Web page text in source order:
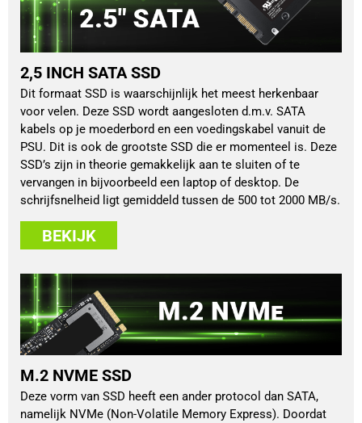
2,5 INCH SATA SSD
Dit formaat SSD is waarschijnlijk het meest herkenbaar
voor velen. Deze SSD wordt aangesloten d.m.v. SATA
kabels op je moederbord en een voedingskabel vanuit de
PSU. Dit is ook de grootste SSD die er momenteel is. Deze
SSD’s zijn in theorie gemakkelijk aan te sluiten of te
vervangen in bijvoorbeeld een laptop of desktop. De
schrijfsnelheid ligt gemiddeld tussen de 500 tot 2000 MB/s.
BEKIJK
M.2 NVME SSD
Deze vorm van SSD heeft een ander protocol dan SATA,
namelijk NVMe (Non-Volatile Memory Express). Doordat